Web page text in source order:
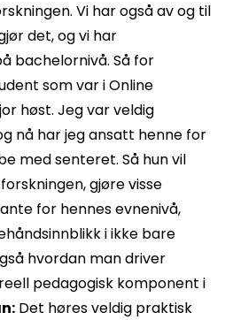
Vi har også av og til
det, og vi har
bachelornivå. Så for
som var i Online
høst. Jeg var veldig
nå har jeg ansatt henne for
med senteret. Så hun vil
gjøre visse
for hennes evnenivå,
i ikke bare
hvordan man driver
pedagogisk komponent i
Det høres veldig praktisk